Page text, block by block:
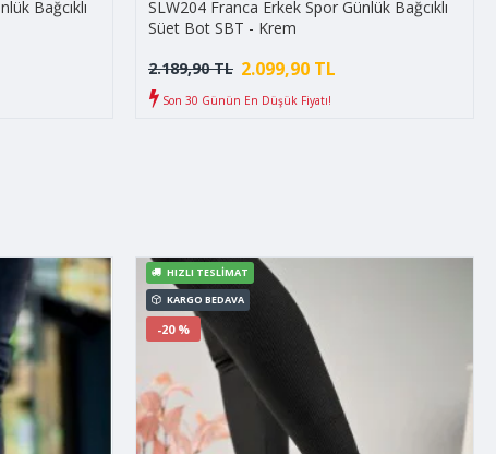
Bağcıklı
SLW204 Franca Erkek Spor Günlük Bağcıklı
Süet Bot SBT - Krem
2.099,90 TL
2.189,90 TL
Son 30 Günün En Düşük Fiyatı!
KARGO BEDAVA
HIZLI TESLIMAT
-20 %